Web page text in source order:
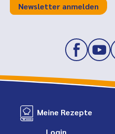
Newsletter anmelden
Meine Rezepte
Login